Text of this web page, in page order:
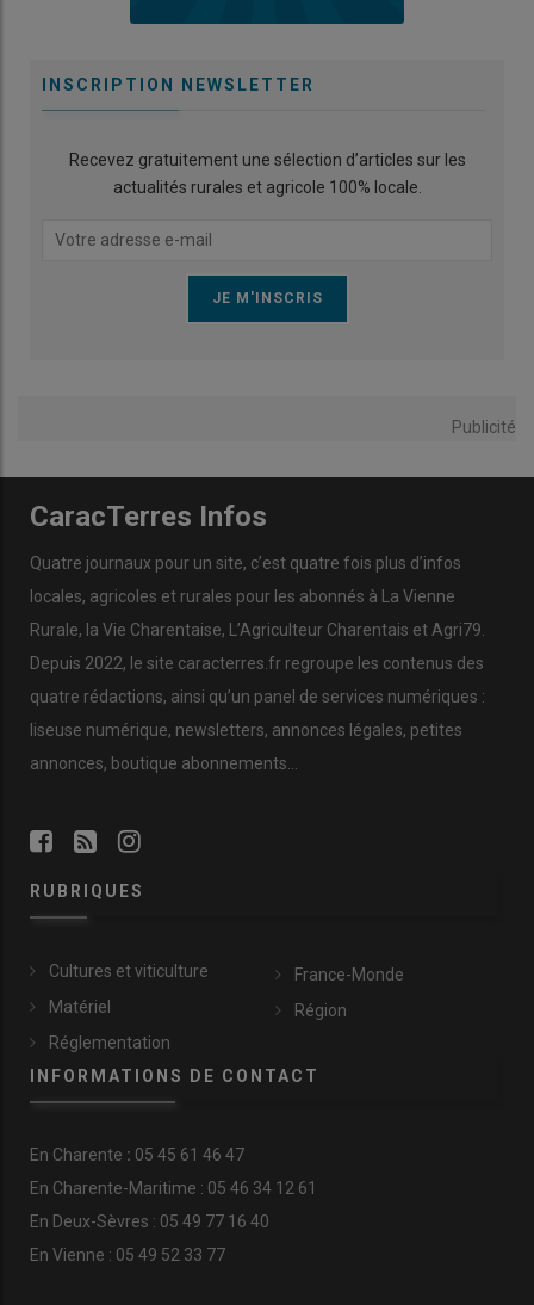
INSCRIPTION NEWSLETTER
Recevez gratuitement une sélection d’articles sur les
actualités rurales et agricole 100% locale.
Publicité
CaracTerres Infos
Quatre journaux pour un site, c’est quatre fois plus d’infos
locales, agricoles et rurales pour les abonnés à La Vienne
Rurale, la Vie Charentaise, L’Agriculteur Charentais et Agri79.
Depuis 2022, le site caracterres.fr regroupe les contenus des
quatre rédactions, ainsi qu’un panel de services numériques :
liseuse numérique, newsletters, annonces légales, petites
annonces, boutique abonnements…
RUBRIQUES
Cultures et viticulture
Matériel
Réglementation
France-Monde
Région
INFORMATIONS DE CONTACT
En Charente : 05 45 61 46 47
En Charente-Maritime : 05 46 34 12 61
En Deux-Sèvres : 05 49 77 16 40
En Vienne : 05 49 52 33 77